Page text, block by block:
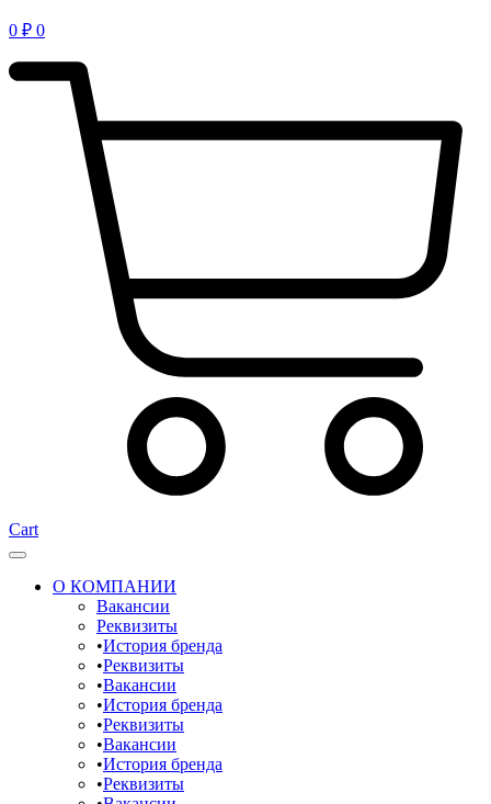
0 ₽ 0
Cart
О КОМПАНИИ
Вакансии
Реквизиты
История бренда
Реквизиты
Вакансии
История бренда
Реквизиты
Вакансии
История бренда
Реквизиты